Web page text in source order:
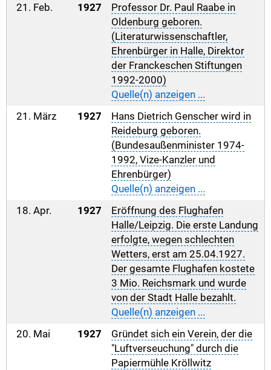
21. Feb.
1927
Professor Dr. Paul Raabe in
Oldenburg geboren.
(Literaturwissenschaftler,
Ehrenbürger in Halle, Direktor
der Franckeschen Stiftungen
1992-2000)
Quelle(n) anzeigen ...
21. März
1927
Hans Dietrich Genscher wird in
Reideburg geboren.
(Bundesaußenminister 1974-
1992, Vize-Kanzler und
Ehrenbürger)
Quelle(n) anzeigen ...
18. Apr.
1927
Eröffnung des Flughafen
Halle/Leipzig. Die erste Landung
erfolgte, wegen schlechten
Wetters, erst am 25.04.1927.
Der gesamte Flughafen kostete
3 Mio. Reichsmark und wurde
von der Stadt Halle bezahlt.
Quelle(n) anzeigen ...
20. Mai
1927
Gründet sich ein Verein, der die
"Luftverseuchung" durch die
Papiermühle Kröllwitz